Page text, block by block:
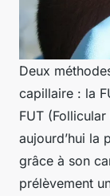
Deux
capillaire : la
FUT
aujourd’hui la
grâce à son
prélèvement